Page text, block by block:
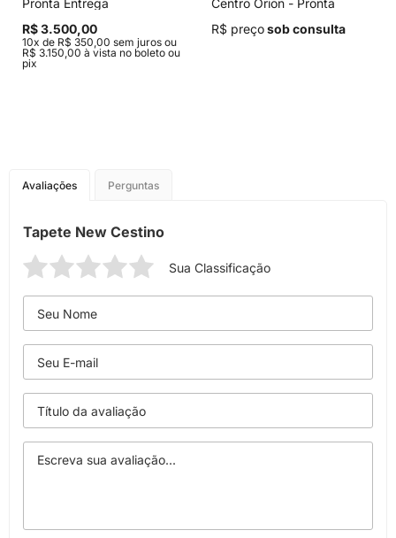
Pronta Entrega
R$ 3.500,00
10x de R$ 350,00 sem juros ou
R$ 3.150,00 à vista no boleto ou
pix
Centro Orion - Pronta
R$ preçosob consulta
Avaliações Perguntas
Tapete New Cestino
Sua Classificação